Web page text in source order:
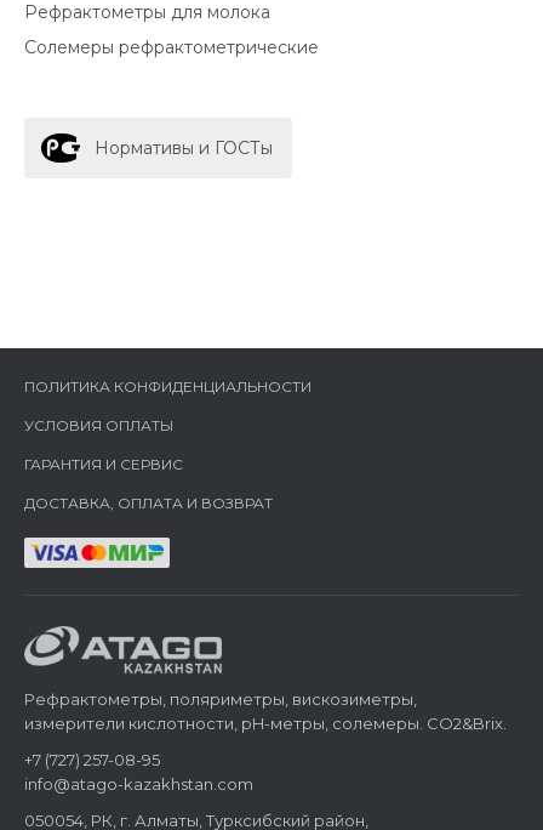
Рефрактометры для молока
Солемеры рефрактометрические
Нормативы и ГОСТы
ПОЛИТИКА КОНФИДЕНЦИАЛЬНОСТИ
УСЛОВИЯ ОПЛАТЫ
ГАРАНТИЯ И СЕРВИС
ДОСТАВКА, ОПЛАТА И ВОЗВРАТ
Рефрактометры, поляриметры, вискозиметры,
измерители кислотности, pH-метры, солемеры. CO2&Brix.
+7 (727) 257-08-95
info@atago-kazakhstan.com
050054, РК, г. Алматы, Турксибский район,